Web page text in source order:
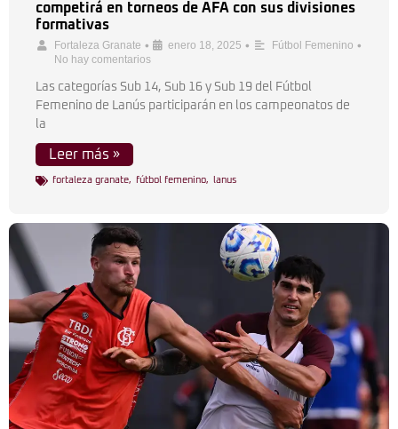
competirá en torneos de AFA con sus divisiones
formativas
Fortaleza Granate • enero 18, 2025 • Fútbol Femenino •
No hay comentarios
Las categorías Sub 14, Sub 16 y Sub 19 del Fútbol
Femenino de Lanús participarán en los campeonatos de
la
Leer más »
fortaleza granate, fútbol femenino, lanus